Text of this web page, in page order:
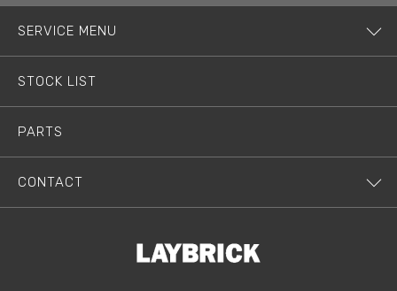
SERVICE MENU
STOCK LIST
PARTS
CONTACT